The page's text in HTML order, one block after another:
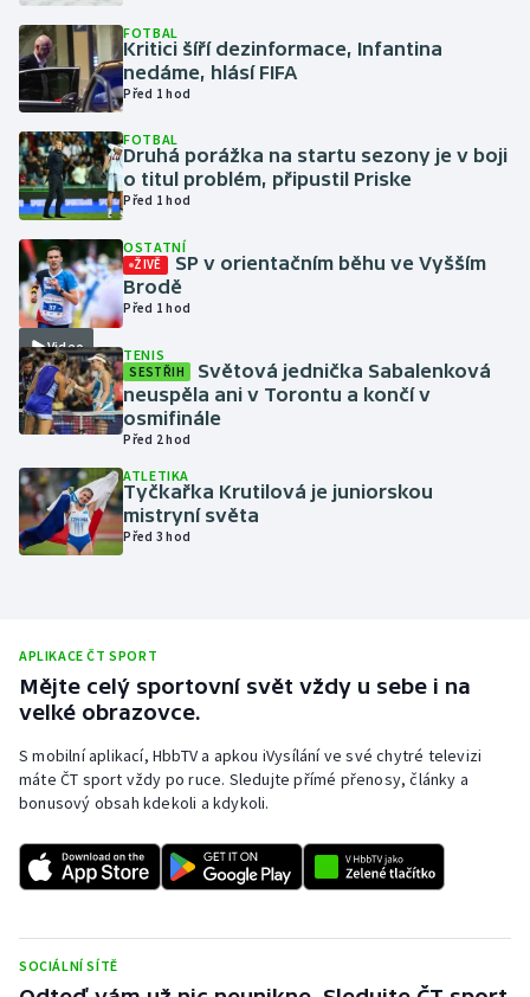
Jezdectví
Judo
Krasobruslení
Lezení
Lyže a snowboard
Moderní pětiboj
Motorsport
Olympijské hry
Parasport
Plavání
Rychlobruslení
Rychlostní kanoistika
Short track
Sportovní střelba
FOTBAL
Kritici šíří dezinformace, Infantina
nedáme, hlásí FIFA
Před 1 hod
FOTBAL
Druhá porážka na startu sezony je v boji
o titul problém, připustil Priske
Před 1 hod
Video
OSTATNÍ
ŽIVĚ
SP v orientačním běhu ve Vyšším
Brodě
Před 1 hod
TENIS
SESTŘIH
Světová jednička Sabalenková
neuspěla ani v Torontu a končí v
osmifinále
Před 2 hod
ATLETIKA
Tyčkařka Krutilová je juniorskou
mistryní světa
Před 3 hod
APLIKACE ČT SPORT
Mějte celý sportovní svět vždy u sebe i na
velké obrazovce.
S mobilní aplikací, HbbTV a apkou iVysílání ve své chytré televizi
máte ČT sport vždy po ruce. Sledujte přímé přenosy, články a
bonusový obsah kdekoli a kdykoli.
SOCIÁLNÍ SÍTĚ